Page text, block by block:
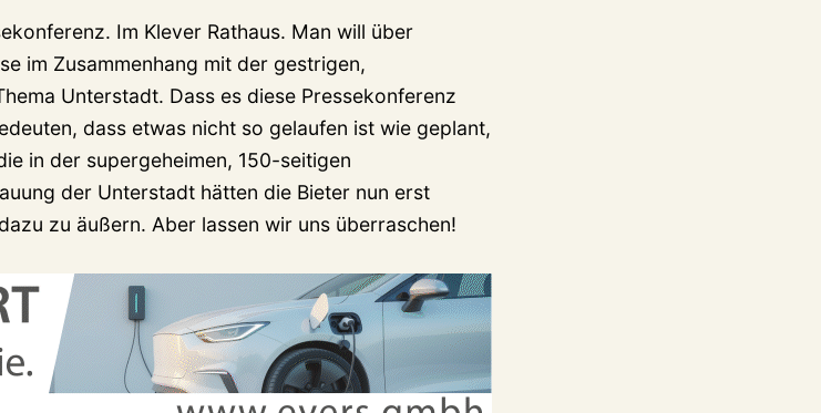
Im Klever Rathaus. Man will über
im Zusammenhang mit der gestrigen,
Unterstadt. Dass es diese Pressekonferenz
dass etwas nicht so gelaufen ist wie geplant,
in der supergeheimen, 150-seitigen
der Unterstadt hätten die Bieter nun erst
zu äußern. Aber lassen wir uns überraschen!